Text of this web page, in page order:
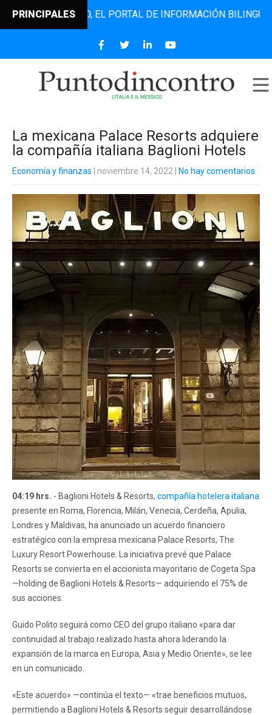
PRINCIPALESEL PORTAL DE INFORMACIÓN BILINGÜE
La mexicana Palace Resorts adquiere
la compañía italiana Baglioni Hotels
Economía y finanzas | noviembre 14, 2022 No hay comentarios
04:19 hrs. - Baglioni Hotels & Resorts, compañía hotelera italiana
presente en Roma, Florencia, Milán, Venecia, Cerdeña, Apulia,
Londres y Maldivas, ha anunciado un acuerdo financiero
estratégico con la empresa mexicana Palace Resorts, The
Luxury Resort Powerhouse. La iniciativa prevé que Palace
Resorts se convierta en el accionista mayoritario de Cogeta Spa
—holding de Baglioni Hotels & Resorts— adquiriendo el 75% de
sus acciones.
Guido Polito seguirá como CEO del grupo italiano «para dar
continuidad al trabajo realizado hasta ahora liderando la
expansión de la marca en Europa, Asia y Medio Oriente», se lee
en un comunicado.
«Este acuerdo» —continúa el texto— «trae beneficios mutuos,
permitiendo a Baglioni Hotels & Resorts seguir desarrollándose